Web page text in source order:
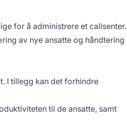
for å administrere et callsenter.
av nye ansatte og håndtering
I tillegg kan det forhindre
til de ansatte, samt